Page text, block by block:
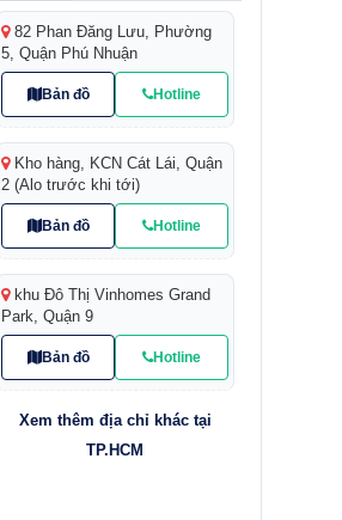
82 Phan Đăng Lưu, Phường
5, Quận Phú Nhuận
Bản đồ Hotline
Kho hàng, KCN Cát Lái, Quận
2 (Alo trước khi tới)
Bản đồ Hotline
khu Đô Thị Vinhomes Grand
Park, Quận 9
Bản đồ Hotline
Xem thêm địa chỉ khác tại
TP.HCM